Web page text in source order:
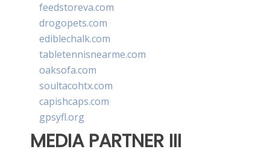
feedstoreva.com
drogopets.com
ediblechalk.com
tabletennisnearme.com
oaksofa.com
soultacohtx.com
capishcaps.com
gpsyfl.org
MEDIA PARTNER III